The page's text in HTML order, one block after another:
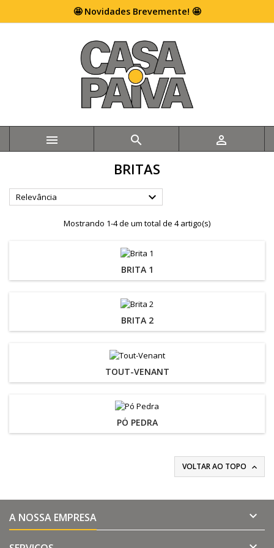
🤩 Novidades Brevemente! 🤩
  
BRITAS
Relevância 
Mostrando 1-4 de um total de 4 artigo(s)
BRITA 1
BRITA 2
TOUT-VENANT
PÓ PEDRA
VOLTAR AO TOPO 
A NOSSA EMPRESA 